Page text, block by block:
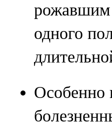
рожавшим
одного
Особенно